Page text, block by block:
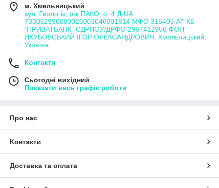
м. Хмельницький
вул. Геологів, р-к ПАКО, р. 4 Д-UA
733052990000026003046001814 МФО 315405 АТ КБ
"ПРИВАТБАНК" ЄДРПОУ/ДРФО 2967412956 ФОП
ЯКУБОВСЬКИЙ ІГОР ОЛЕКСАНДРОВИЧ, Хмельницький,
Україна
Контакти
Сьогодні вихідний
Показати весь графік роботи
Про нас
Контакти
Доставка та оплата